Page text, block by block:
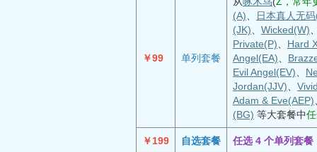
￥99 单列套餐
(A)、
日本真人无
(JK)、 Wicked(W)
Private(P)、 Hard
Angel(EA)、
Evil Angel(EV)、
Jordan(JJV)、
Adam & Eve(AEP)
(BG) 等大套餐中
￥199 自选套餐 任选 4 个单列套餐